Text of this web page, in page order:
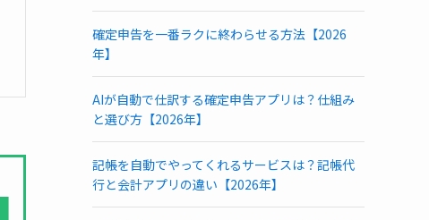
確定申告を一番ラクに終わらせる方法【2026
年】
AIが自動で仕訳する確定申告アプリは？仕組み
と選び方【2026年】
記帳を自動でやってくれるサービスは？記帳代
行と会計アプリの違い【2026年】